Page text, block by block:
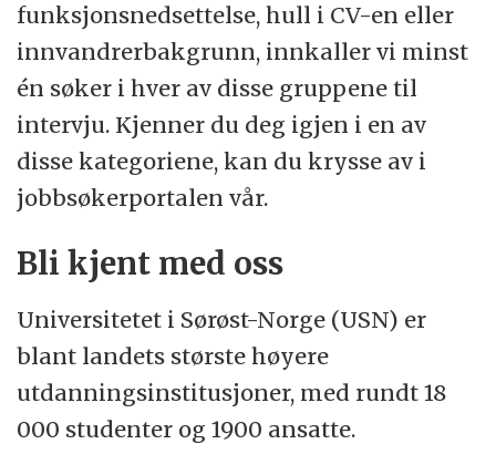
funksjonsnedsettelse, hull i CV-en eller
innvandrerbakgrunn, innkaller vi minst
én søker i hver av disse gruppene til
intervju. Kjenner du deg igjen i en av
disse kategoriene, kan du krysse av i
jobbsøkerportalen vår.
Bli kjent med oss
Universitetet i Sørøst-Norge (USN) er
blant landets største høyere
utdanningsinstitusjoner, med rundt 18
000 studenter og 1900 ansatte.